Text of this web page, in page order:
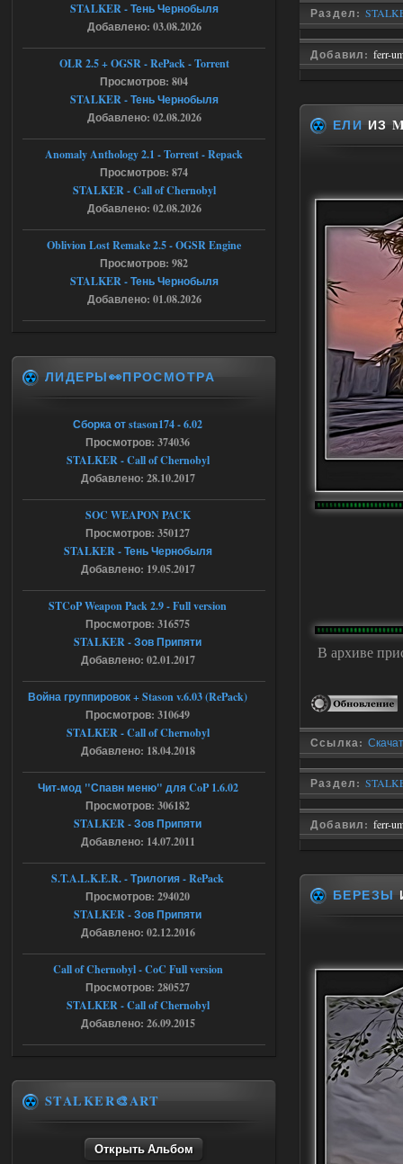
Раздел:
Добавил: ferr-
ЕЛИ ИЗ
В архиве
Ссылка:
Раздел:
Добавил: ferr-
БЕРЕЗЫ
Ответить ➤
05.08.2026
Тайна Зоны - Remaster 2026
Stalker-Mods-Clan-su
Доступно только для пользователей
Ответить ➤
05.08.2026
Тайна Зоны - Remaster 2026
патч я установил после
установки мода, да, ладно,
наверное вы правы придется ожидать
Stalker-Mods-Clan-su
Ответить ➤
05.08.2026
AndreySA
[05.08.26
20:23:10.934] [17468]
FATAL ERROR
[error]Expression : FATAL ERROR
[error]Function :
CScriptEngine::lua_pcall_failed
[error]File : D:\a\OGSR-
Engine\OGSR-
Engine\ogsr_engine\COMMON_AI\scrip
[error]Line : 75
[error]Description :
[CScriptEngine::lua_pcall_failed]: ... -
chernobyl\gamedata\scripts\xr_camper.sc
ript:510: attempt to index local 'manager'
(a nil value)
Вылет после захода в Припять.
05.08.2026
Скованные одной цепью
18:37
r4908778
с избавлением от баласта,
доходяга.
Путь во мгле + GUNSLINGER mod
Stalker-Mods-Clan-su
Доступно только для пользователей
Путь во мгле + GUNSLINGER mod
stalker673920
STALKER - Тень Чернобыля
Добавлено: 03.08.2026
OLR 2.5 + OGSR - RePack - Torrent
Просмотров: 804
STALKER - Тень Чернобыля
Добавлено: 02.08.2026
Anomaly Anthology 2.1 - Torrent - Repack
Просмотров: 874
STALKER - Call of Chernobyl
Добавлено: 02.08.2026
Oblivion Lost Remake 2.5 - OGSR Engine
Просмотров: 982
STALKER - Тень Чернобыля
Добавлено: 01.08.2026
ЛИДЕРЫ👀ПРОСМОТРА
Сборка от stason174 - 6.02
Просмотров: 374036
STALKER - Call of Chernobyl
Добавлено: 28.10.2017
SOC WEAPON PACK
Просмотров: 350127
STALKER - Тень Чернобыля
Добавлено: 19.05.2017
STCoP Weapon Pack 2.9 - Full version
Просмотров: 316575
STALKER - Зов Припяти
Добавлено: 02.01.2017
Война группировок + Stason v.6.03 (RePack)
Просмотров: 310649
STALKER - Call of Chernobyl
Добавлено: 18.04.2018
Чит-мод "Спавн меню" для CoP 1.6.02
Просмотров: 306182
STALKER - Зов Припяти
Добавлено: 14.07.2011
S.T.A.L.K.E.R. - Трилогия - RePack
Просмотров: 294020
STALKER - Зов Припяти
Добавлено: 02.12.2016
Call of Chernobyl - CoC Full version
Просмотров: 280527
STALKER - Call of Chernobyl
Добавлено: 26.09.2015
STALKER🎨ART
Открыть Альбом